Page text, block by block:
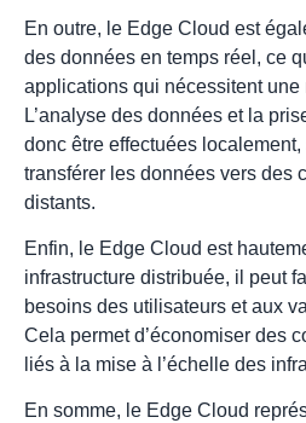
En outre, le Edge Cloud est
des données en temps réel, ce
applications qui nécessitent une
L’analyse des données et la
donc être effectuées
transférer les données vers des
distants.
Enfin, le Edge Cloud est
infrastructure distribuée, il peut
besoins des utilisateurs et aux
Cela permet d’économiser des
liés à la mise à l’échelle des
En somme, le Edge Cloud